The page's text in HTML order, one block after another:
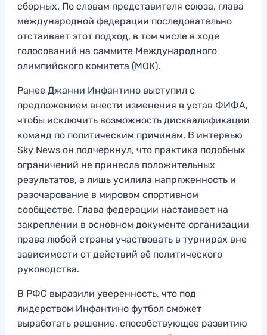
сборных. По словам представителя союза, глава
международной федерации последовательно
отстаивает этот подход, в том числе в ходе
голосований на саммите Международного
олимпийского комитета (МОК).
Ранее Джанни Инфантино выступил с
предложением внести изменения в устав ФИФА,
чтобы исключить возможность дисквалификации
команд по политическим причинам. В интервью
Sky News он подчеркнул, что практика подобных
ограничений не принесла положительных
результатов, а лишь усилила напряженность и
разочарование в мировом спортивном
сообществе. Глава федерации настаивает на
закреплении в основном документе организации
права любой страны участвовать в турнирах вне
зависимости от действий её политического
руководства.
В РФС выразили уверенность, что под
лидерством Инфантино футбол сможет
выработать решение, способствующее развитию